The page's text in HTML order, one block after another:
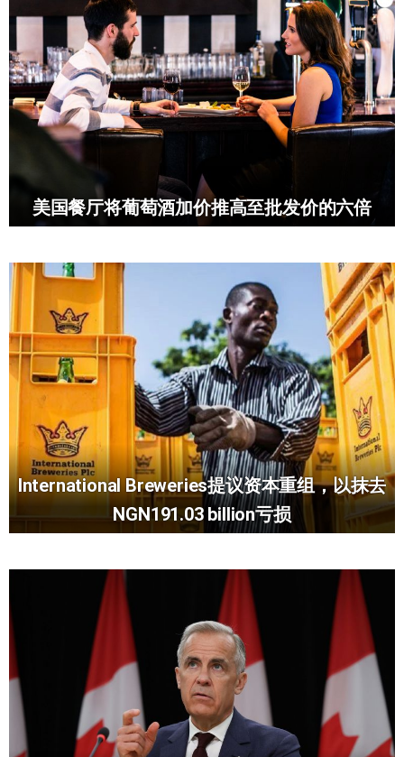
美国餐厅将葡萄酒加价推高至批发价的六倍
International Breweries提议资本重组，以抹去
NGN191.03 billion亏损